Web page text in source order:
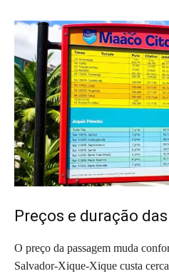
Preços e duração
O preço da passagem muda
Salvador-Xique-Xique custa